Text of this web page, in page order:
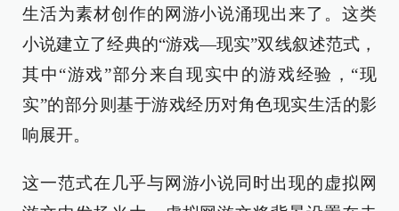
生活为素材创作的网游小说涌现出来了。这类
小说建立了经典的“游戏—现实”双线叙述范式，
其中“游戏”部分来自现实中的游戏经验，“现
实”的部分则基于游戏经历对角色现实生活的影
响展开。
这一范式在几乎与网游小说同时出现的虚拟网